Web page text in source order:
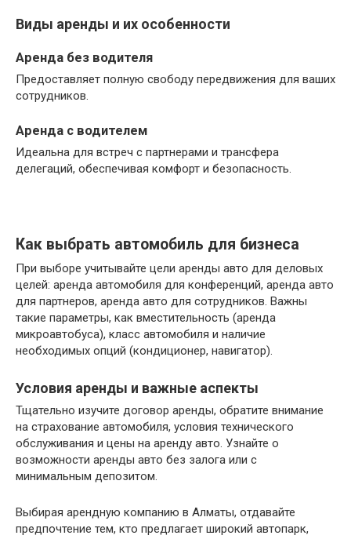
Виды аренды и их особенности
Аренда без водителя
Предоставляет полную свободу передвижения для ваших
сотрудников.
Аренда с водителем
Идеальна для встреч с партнерами и трансфера
делегаций, обеспечивая комфорт и безопасность.
Как выбрать автомобиль для бизнеса
При выборе учитывайте цели аренды авто для деловых
целей: аренда автомобиля для конференций, аренда авто
для партнеров, аренда авто для сотрудников. Важны
такие параметры, как вместительность (аренда
микроавтобуса), класс автомобиля и наличие
необходимых опций (кондиционер, навигатор).
Условия аренды и важные аспекты
Тщательно изучите договор аренды, обратите внимание
на страхование автомобиля, условия технического
обслуживания и цены на аренду авто. Узнайте о
возможности аренды авто без залога или с
минимальным депозитом.
Выбирая арендную компанию в Алматы, отдавайте
предпочтение тем, кто предлагает широкий автопарк,